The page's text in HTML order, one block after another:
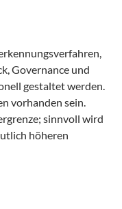
Governance und
gestaltet werden.
vorhanden sein.
sinnvoll wird
höheren